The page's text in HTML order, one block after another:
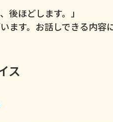
後ほどします。」
ます。お話しできる内
ス